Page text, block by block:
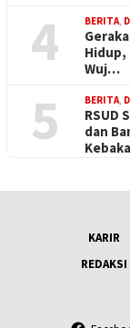
4 BERITA,
Hidup,
Wuj…
5 BERITA,
RSUD
dan
KARIR
REDAKSI